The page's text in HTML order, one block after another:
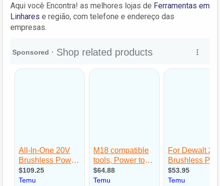
Aqui você Encontra! as melhores lojas de Ferramentas em
Linhares e região, com telefone e endereço das
empresas.